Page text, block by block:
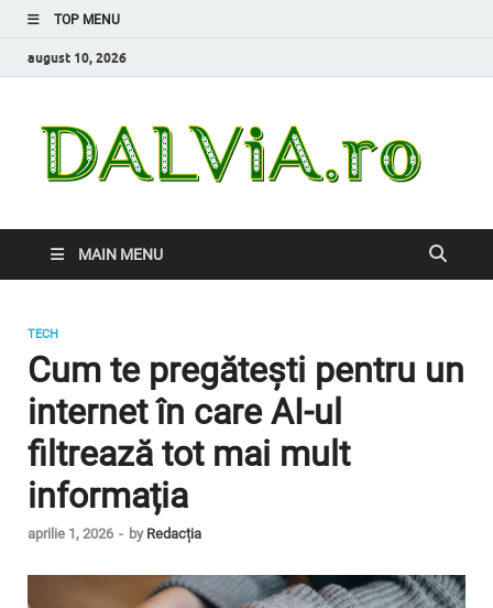
TOP MENU
august 10, 2026
MAIN MENU
TECH
Cum te pregătești pentru un
internet în care AI-ul
filtrează tot mai mult
informația
aprilie 1, 2026 - by Redacția